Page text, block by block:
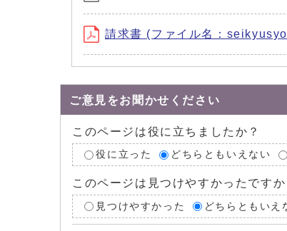
請求書 (ファイル名：
ご意見をお聞かせください
このページは役に立ちましたか？
役に立った どちらともいえない
このページは見つけやすかったですか
見つけやすかった どちらともいえ